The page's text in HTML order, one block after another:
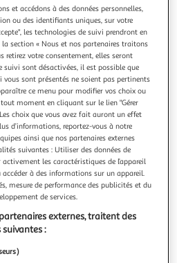
*
le prix de ce produit ?
le prix
et accédons à des données personnelles,
ou des identifiants uniques, sur votre
les technologies de suivi prendront en
section « Nous et nos partenaires traitons
retirez votre consentement, elles seront
suivi sont désactivées, il est possible que
sont présentés ne soient pas pertinents
ce menu pour modifier vos choix ou
moment en cliquant sur le lien "Gérer
choix que vous avez fait auront un effet
d’informations, reportez-vous à notre
ainsi que nos partenaires externes
suivantes : Utiliser des données de
les caractéristiques de l’appareil
à des informations sur un appareil.
mesure de performance des publicités et du
de services.
externes, traitent des
: